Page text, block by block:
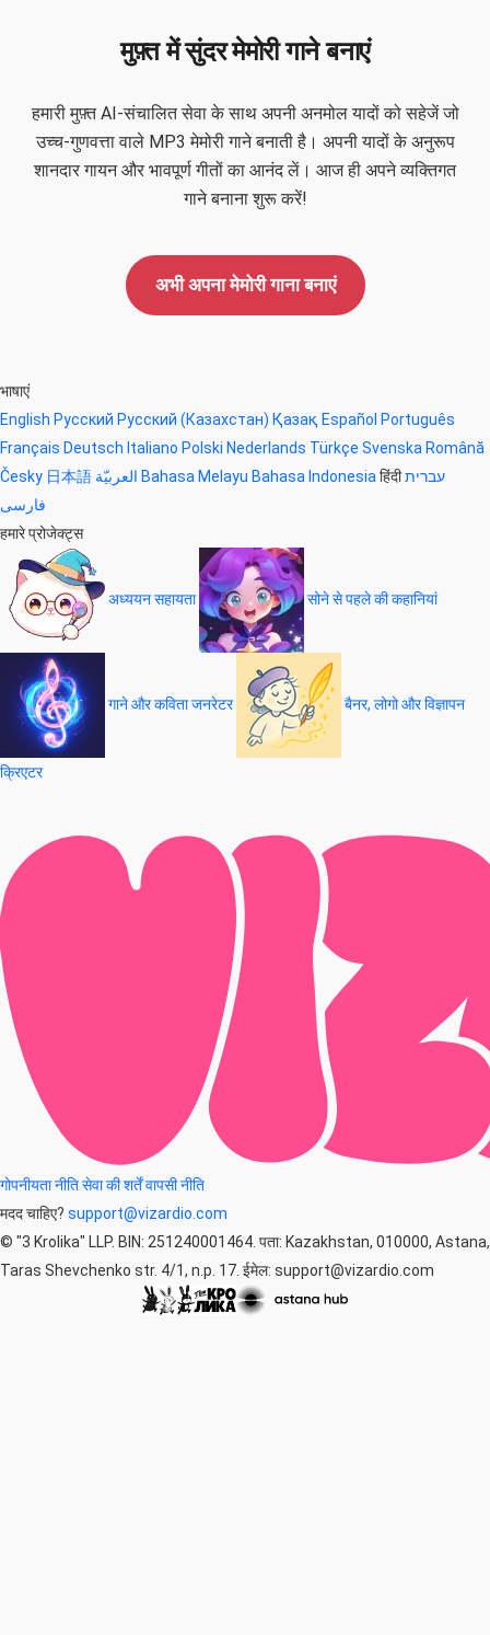
मुफ़्त में सुंदर मेमोरी गाने बनाएं
हमारी मुफ़्त AI-संचालित सेवा के साथ अपनी अनमोल यादों को सहेजें जो
उच्च-गुणवत्ता वाले MP3 मेमोरी गाने बनाती है। अपनी यादों के अनुरूप
शानदार गायन और भावपूर्ण गीतों का आनंद लें। आज ही अपने व्यक्तिगत
गाने बनाना शुरू करें!
अभी अपना मेमोरी गाना बनाएं
भाषाएं
English Русский Русский (Казахстан) Қазақ Español Português
Français Deutsch Italiano Polski Nederlands Türkçe Svenska Română
Česky 日本語 Bahasa Melayu Bahasa Indonesia हिंदीעברית
فارسی
हमारे प्रोजेक्ट्स
अध्ययन सहायता सोने से पहले की कहानियां
गाने और कविता जनरेटर बैनर, लोगो और विज्ञापन
क्रिएटर
गोपनीयता नीतिसेवा की शर्तेंवापसी नीति
मदद चाहिए? support@vizardio.com
© "3 Krolika" LLP. BIN: 251240001464. पता: Kazakhstan, 010000, Astana,
Taras Shevchenko str. 4/1, n.p. 17. ईमेल: support@vizardio.com